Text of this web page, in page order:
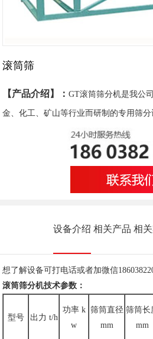
滚筒筛
【产品介绍】：GT滚筒筛分机是我公
金、化工、矿山等行业而研制的专用筛分
设备介绍 相关产品 相
想了解设备可打电话或者加微信
滚筒筛分机技术参数：
型号 出力 t/h
功率 k
w
筛筒直径
mm
筛筒长
mm